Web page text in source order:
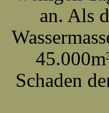
an. Als
Schaden